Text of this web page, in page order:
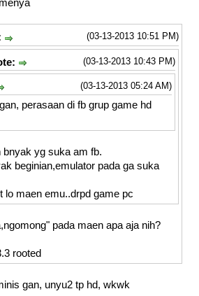
(03-13-2013 10:51 PM)
(03-13-2013 10:43 PM)
(03-13-2013 05:24 AM)
perasaan di fb grup game hd
bnyak yg suka am fb.
beginian,emulator pada ga suka
lo maen emu..drpd game pc
pada maen apa aja nih?
rooted
gan, unyu2 tp hd, wkwk